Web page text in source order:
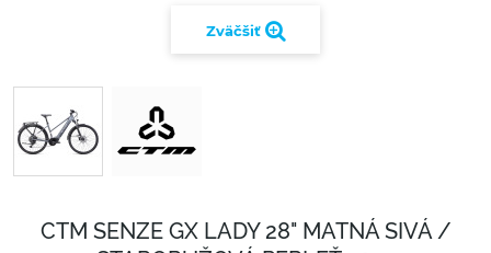
Zväčšiť
CTM SENZE GX LADY 28" MATNÁ SIVÁ /